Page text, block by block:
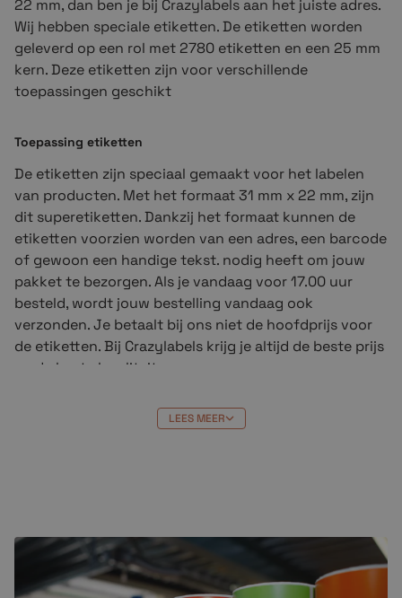
22 mm, dan ben je bij Crazylabels aan het juiste adres.
Wij hebben speciale etiketten. De etiketten worden
geleverd op een rol met 2780 etiketten en een 25 mm
kern. Deze etiketten zijn voor verschillende
toepassingen geschikt
Toepassing etiketten
De etiketten zijn speciaal gemaakt voor het labelen
van producten. Met het formaat 31 mm x 22 mm, zijn
dit superetiketten. Dankzij het formaat kunnen de
etiketten voorzien worden van een adres, een barcode
of gewoon een handige tekst. nodig heeft om jouw
pakket te bezorgen. Als je vandaag voor 17.00 uur
besteld, wordt jouw bestelling vandaag ook
verzonden. Je betaalt bij ons niet de hoofdprijs voor
de etiketten. Bij Crazylabels krijg je altijd de beste prijs
en de beste kwaliteit.
Geschikte printers voor de etiketten
(T)LP 2742
(T)LP 2844
LEES MEER